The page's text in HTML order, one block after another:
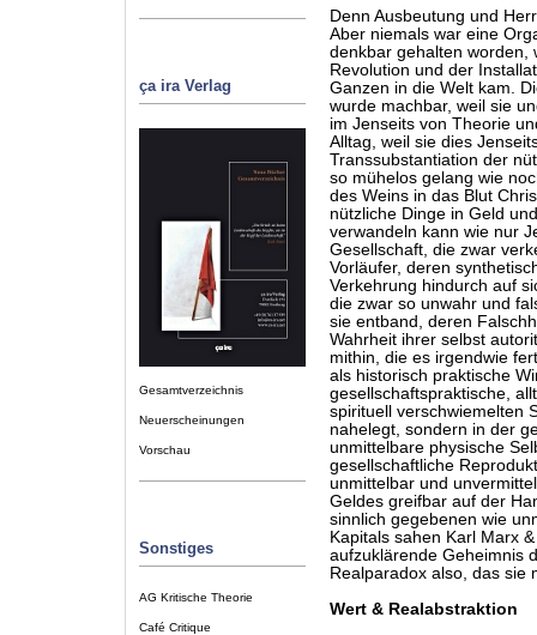
ça ira Verlag
Gesamtverzeichnis
Neuerscheinungen
Vorschau
Sonstiges
AG Kritische Theorie
Café Critique
Denn Ausbeutung und
Aber niemals war eine
denkbar gehalten worden,
Revolution und der
Ganzen in die Welt kam.
wurde machbar, weil sie
im Jenseits von Theorie
Alltag, weil sie dies
Transsubstantiation der
so mühelos gelang wie
des Weins in das Blut
nützliche Dinge in Geld
verwandeln kann wie nur
Gesellschaft, die zwar
Vorläufer, deren
Verkehrung hindurch auf
die zwar so unwahr und
sie entband, deren
Wahrheit ihrer selbst
mithin, die es irgendwie
als historisch praktische
gesellschaftspraktische,
spirituell verschwiemelten
nahelegt, sondern in der
unmittelbare physische
gesellschaftliche
unmittelbar und
Geldes greifbar auf der
sinnlich gegebenen wie
Kapitals sahen Karl Marx
aufzuklärende Geheimnis
Realparadox also, das sie
Wert & Realabstraktion